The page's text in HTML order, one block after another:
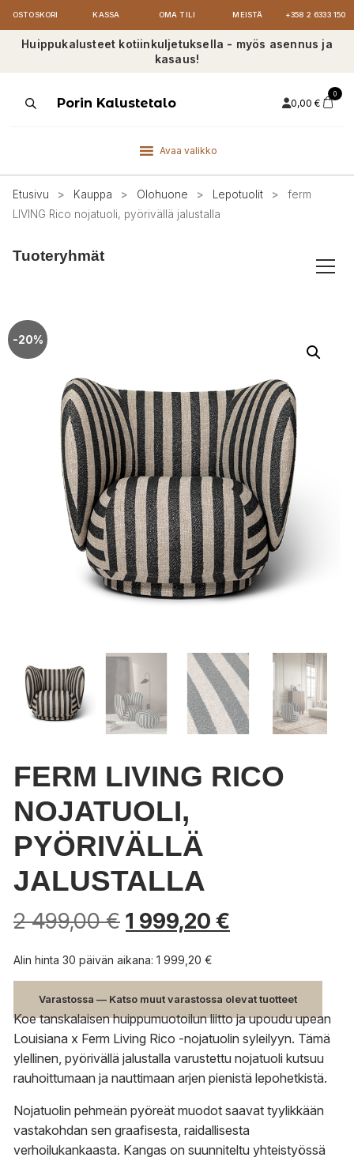
OSTOSKORI KASSA OMA TILI MEISTÄ +358 2 6333 150
Huippukalusteet kotiinkuljetuksella - myös asennus ja
kasaus!
ProductsPorin Kalustetalo 0,00 €
0
Avaa valikko
Etusivu > Kauppa > Olohuone > Lepotuolit >
ferm
LIVING Rico nojatuoli, pyörivällä jalustalla
Tuoteryhmät
-20%
FERM LIVING RICO
NOJATUOLI,
PYÖRIVÄLLÄ
JALUSTALLA
2 499,00€ 1 999,20 €
Alin hinta 30 päivän aikana: 1 999,20 €
Varastossa — Katso muut varastossa olevat tuotteet
Koe tanskalaisen huippumuotoilun liitto ja upoudu upean
Louisiana x Ferm Living Rico -nojatuolin syleilyyn. Tämä
ylellinen, pyörivällä jalustalla varustettu nojatuoli kutsuu
rauhoittumaan ja nauttimaan arjen pienistä lepohetkistä.
Nojatuolin pehmeän pyöreät muodot saavat tyylikkään
vastakohdan sen graafisesta, raidallisesta
verhoilukankaasta. Kangas on suunniteltu yhteistyössä